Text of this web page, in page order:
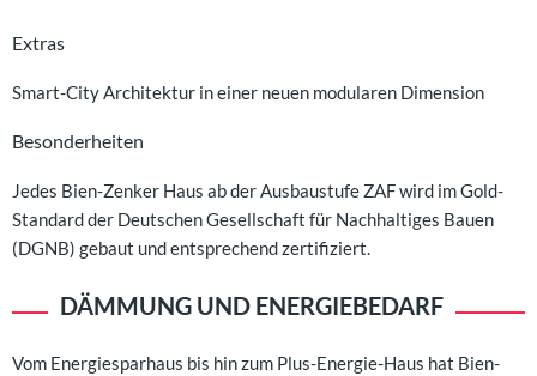
Extras
Smart-City Architektur in einer neuen modularen Dimension
Besonderheiten
Jedes Bien-Zenker Haus ab der Ausbaustufe ZAF wird im Gold-
Standard der Deutschen Gesellschaft für Nachhaltiges Bauen
(DGNB) gebaut und entsprechend zertifiziert.
DÄMMUNG UND ENERGIEBEDARF
Vom Energiesparhaus bis hin zum Plus-Energie-Haus hat Bien-